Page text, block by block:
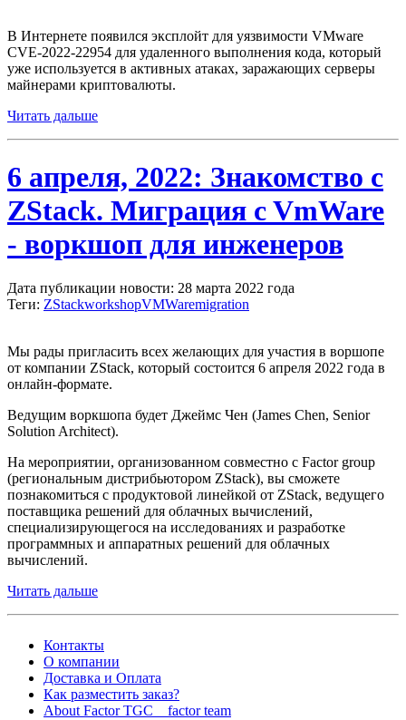
В Интернете появился эксплойт для уязвимости VMware
CVE-2022-22954 для удаленного выполнения кода, который
уже используется в активных атаках, заражающих серверы
майнерами криптовалюты.
Читать дальше
6 апреля, 2022: Знакомство с
ZStack. Миграция c VmWare
- воркшоп для инженеров
Дата публикации новости: 28 марта 2022 года
Теги: ZStackworkshopVMWaremigration
Мы рады пригласить всех желающих для участия в воршопе
от компании ZStack, который состоится 6 апреля 2022 года в
онлайн-формате.
Ведущим воркшопа будет Джеймс Чен (James Chen, Senior
Solution Architect).
На мероприятии, организованном совместно с Factor group
(региональным дистрибьютором ZStack), вы сможете
познакомиться с продуктовой линейкой от ZStack, ведущего
поставщика решений для облачных вычислений,
специализирующегося на исследованиях и разработке
программных и аппаратных решений для облачных
вычислений.
Читать дальше
Контакты
О компании
Доставка и Оплата
Как разместить заказ?
About Factor TGC _ factor team